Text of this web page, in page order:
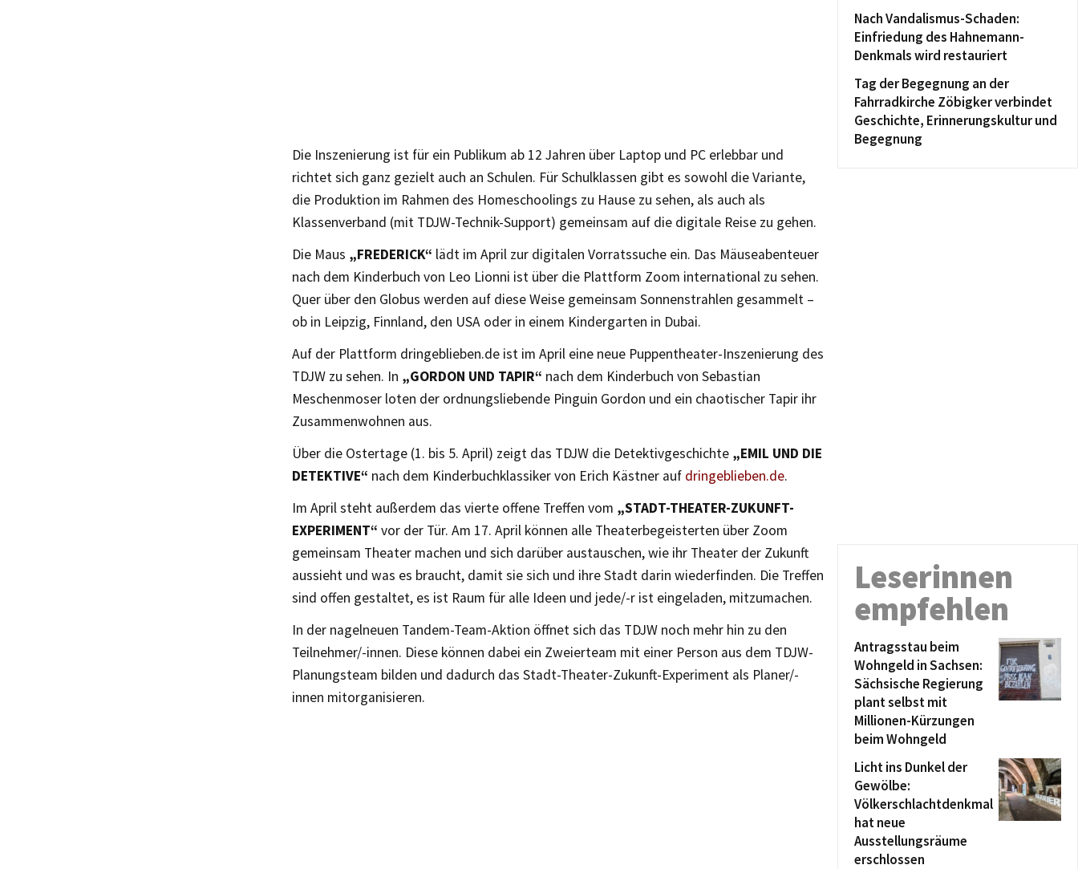
Die Inszenierung ist für ein Publikum ab 12 Jahren über Laptop und PC erlebbar und
richtet sich ganz gezielt auch an Schulen. Für Schulklassen gibt es sowohl die Variante,
die Produktion im Rahmen des Homeschoolings zu Hause zu sehen, als auch als
Klassenverband (mit TDJW-Technik-Support) gemeinsam auf die digitale Reise zu gehen.
Die Maus „FREDERICK“ lädt im April zur digitalen Vorratssuche ein. Das Mäuseabenteuer
nach dem Kinderbuch von Leo Lionni ist über die Plattform Zoom international zu sehen.
Quer über den Globus werden auf diese Weise gemeinsam Sonnenstrahlen gesammelt –
ob in Leipzig, Finnland, den USA oder in einem Kindergarten in Dubai.
Auf der Plattform dringeblieben.de ist im April eine neue Puppentheater-Inszenierung des
TDJW zu sehen. In „GORDON UND TAPIR“ nach dem Kinderbuch von Sebastian
Meschenmoser loten der ordnungsliebende Pinguin Gordon und ein chaotischer Tapir ihr
Zusammenwohnen aus.
Über die Ostertage (1. bis 5. April) zeigt das TDJW die Detektivgeschichte „EMIL UND DIE
DETEKTIVE“ nach dem Kinderbuchklassiker von Erich Kästner auf dringeblieben.de.
Im April steht außerdem das vierte offene Treffen vom „STADT-THEATER-ZUKUNFT-
EXPERIMENT“ vor der Tür. Am 17. April können alle Theaterbegeisterten über Zoom
gemeinsam Theater machen und sich darüber austauschen, wie ihr Theater der Zukunft
aussieht und was es braucht, damit sie sich und ihre Stadt darin wiederfinden. Die Treffen
sind offen gestaltet, es ist Raum für alle Ideen und jede/-r ist eingeladen, mitzumachen.
In der nagelneuen Tandem-Team-Aktion öffnet sich das TDJW noch mehr hin zu den
Teilnehmer/-innen. Diese können dabei ein Zweierteam mit einer Person aus dem TDJW-
Planungsteam bilden und dadurch das Stadt-Theater-Zukunft-Experiment als Planer/-
innen mitorganisieren.
Nach Vandalismus-Schaden:
Einfriedung des Hahnemann-
Denkmals wird restauriert
Tag der Begegnung an der
Fahrradkirche Zöbigker verbindet
Geschichte, Erinnerungskultur und
Begegnung
Leserinnen
empfehlen
Antragsstau beim
Wohngeld in Sachsen:
Sächsische Regierung
plant selbst mit
Millionen-Kürzungen
beim Wohngeld
Licht ins Dunkel der
Gewölbe:
Völkerschlachtdenkmal
hat neue
Ausstellungsräume
erschlossen